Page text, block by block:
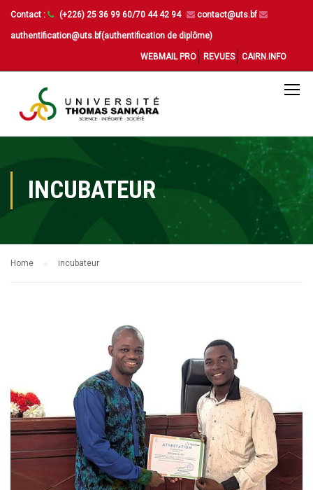
Contact : (+226) 25 36 99 60/70 44 42 94 contact@uts.bf
authentification@uts.bf(authentification de diplôme)
WEBMAIL PRO REVUES CAIRN.INFO
INCUBATEUR
Home incubateur